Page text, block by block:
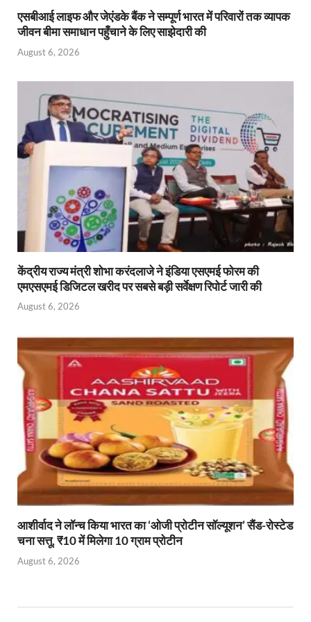
एसबीआई लाइफ और जेएंडके बैंक ने सम्पूर्ण भारत में परिवारों तक व्यापक
जीवन बीमा समाधान पहुँचाने के लिए साझेदारी की
August 6, 2026
केंद्रीय राज्य मंत्री शोभा करंदलाजे ने इंडिया एसएमई फोरम की
एमएसएमई डिजिटल खरीद पर सबसे बड़ी सर्वेक्षण रिपोर्ट जारी की
August 6, 2026
आशीर्वाद ने लॉन्च किया भारत का ‘ओजी प्रोटीन सॉल्यूशन’ सैंड-रोस्टेड
चना सत्तू, ₹10 में मिलेगा 10 ग्राम प्रोटीन
August 6, 2026